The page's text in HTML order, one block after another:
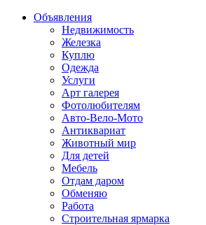
Объявления
Недвижимость
Железка
Куплю
Одежда
Услуги
Арт галерея
Фотолюбителям
Авто-Вело-Мото
Антиквариат
Животный мир
Для детей
Мебель
Отдам даром
Обменяю
Работа
Строительная ярмарка